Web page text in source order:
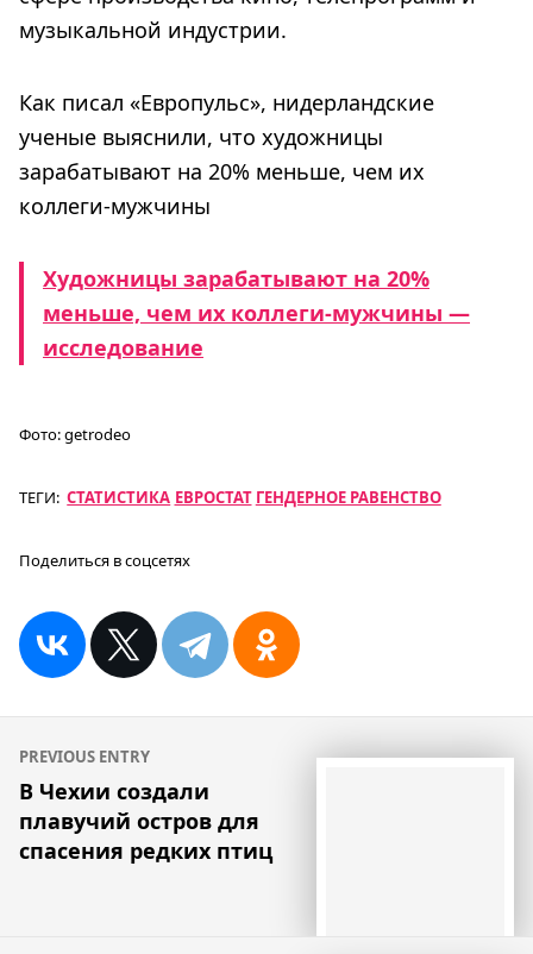
музыкальной индустрии.
Как писал «Европульс», нидерландские
ученые выяснили, что художницы
зарабатывают на 20% меньше, чем их
коллеги-мужчины
Художницы зарабатывают на 20%
меньше, чем их коллеги-мужчины —
исследование
Фото:getrodeo
ТЕГИ: СТАТИСТИКА ЕВРОСТАТ ГЕНДЕРНОЕ РАВЕНСТВО
Поделиться в соцсетях
Навигация
по
записям
PREVIOUS ENTRY
В Чехии создали
плавучий остров для
спасения редких птиц